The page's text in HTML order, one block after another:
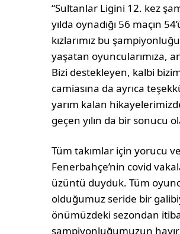
“Sultanlar Ligini 12. kez
yılda oynadığı 56 maçın
kızlarımız bu
yaşatan oyuncularımıza,
Bizi destekleyen, kalbi
camiasına da ayrıca
yarım kalan
geçen yılın da bir sonucu
Tüm takımlar için yorucu
Fenerbahçe’nin covid
üzüntü duyduk. Tüm
olduğumuz seride bir
önümüzdeki sezondan
şampiyonluğumuzun